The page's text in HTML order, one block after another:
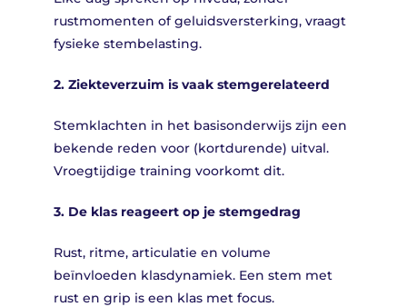
rustmomenten of geluidsversterking, vraagt
fysieke stembelasting.
2. Ziekteverzuim is vaak stemgerelateerd
Stemklachten in het basisonderwijs zijn een
bekende reden voor (kortdurende) uitval.
Vroegtijdige training voorkomt dit.
3. De klas reageert op je stemgedrag
Rust, ritme, articulatie en volume
beïnvloeden klasdynamiek. Een stem met
rust en grip is een klas met focus.